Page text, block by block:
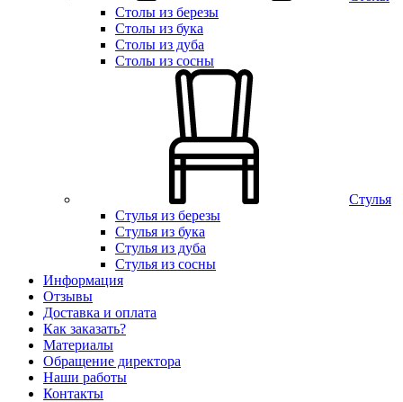
Столы из березы
Столы из бука
Столы из дуба
Столы из сосны
Стулья
Стулья из березы
Стулья из бука
Стулья из дуба
Стулья из сосны
Информация
Отзывы
Доставка и оплата
Как заказать?
Материалы
Обращение директора
Наши работы
Контакты